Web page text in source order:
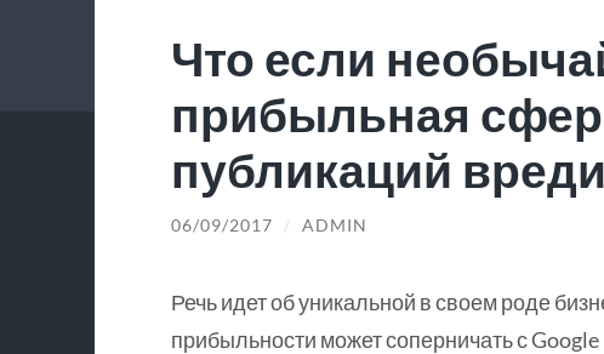
Что если
прибыльная
публикаций
06/09/2017 / ADMIN
Речь идет об уникальной в своем роде
прибыльности может соперничать с